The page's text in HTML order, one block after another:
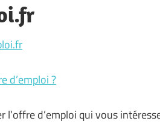
d’emploi ?
l’offre d’emploi qui vous